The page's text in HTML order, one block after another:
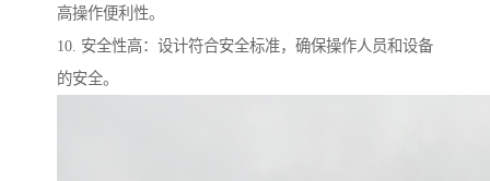
高操作便利性。
10. 安全性高：设计符合安全标准，确保操作人员和设备
的安全。